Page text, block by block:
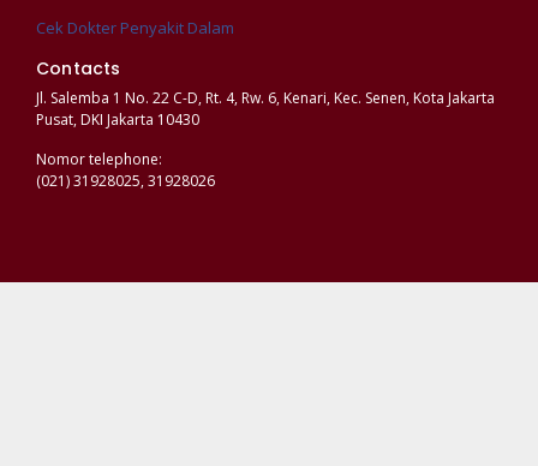
Cek Dokter Penyakit Dalam
Contacts
Jl. Salemba 1 No. 22 C-D, Rt. 4, Rw. 6, Kenari, Kec. Senen, Kota Jakarta
Pusat, DKI Jakarta 10430
Nomor telephone:
(021) 31928025, 31928026